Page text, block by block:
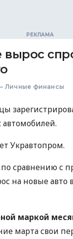
вырос
Личные финансы
Укравтопром.
по сравнению с
на новые авто
маркой
марта свои